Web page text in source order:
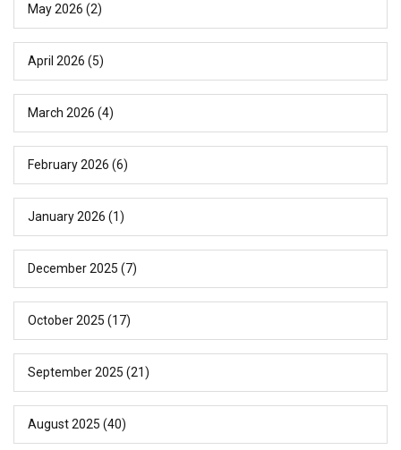
May 2026 (2)
April 2026 (5)
March 2026 (4)
February 2026 (6)
January 2026 (1)
December 2025 (7)
October 2025 (17)
September 2025 (21)
August 2025 (40)